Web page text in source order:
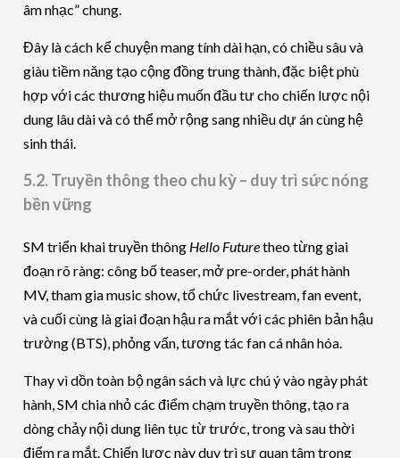
âm nhạc” chung.
Đây là cách kể chuyện mang tính dài hạn, có chiều sâu và
giàu tiềm năng tạo cộng đồng trung thành, đặc biệt phù
hợp với các thương hiệu muốn đầu tư cho chiến lược nội
dung lâu dài và có thể mở rộng sang nhiều dự án cùng hệ
sinh thái.
5.2. Truyền thông theo chu kỳ – duy trì sức nóng
bền vững
SM triển khai truyền thông Hello Futuretheo từng giai
đoạn rõ ràng: công bố teaser, mở pre-order, phát hành
MV, tham gia music show, tổ chức livestream, fan event,
và cuối cùng là giai đoạn hậu ra mắt với các phiên bản hậu
trường (BTS), phỏng vấn, tương tác fan cá nhân hóa.
Thay vì dồn toàn bộ ngân sách và lực chú ý vào ngày phát
hành, SM chia nhỏ các điểm chạm truyền thông, tạo ra
dòng chảy nội dung liên tục từ trước, trong và sau thời
điểm ra mắt. Chiến lược này duy trì sự quan tâm trong